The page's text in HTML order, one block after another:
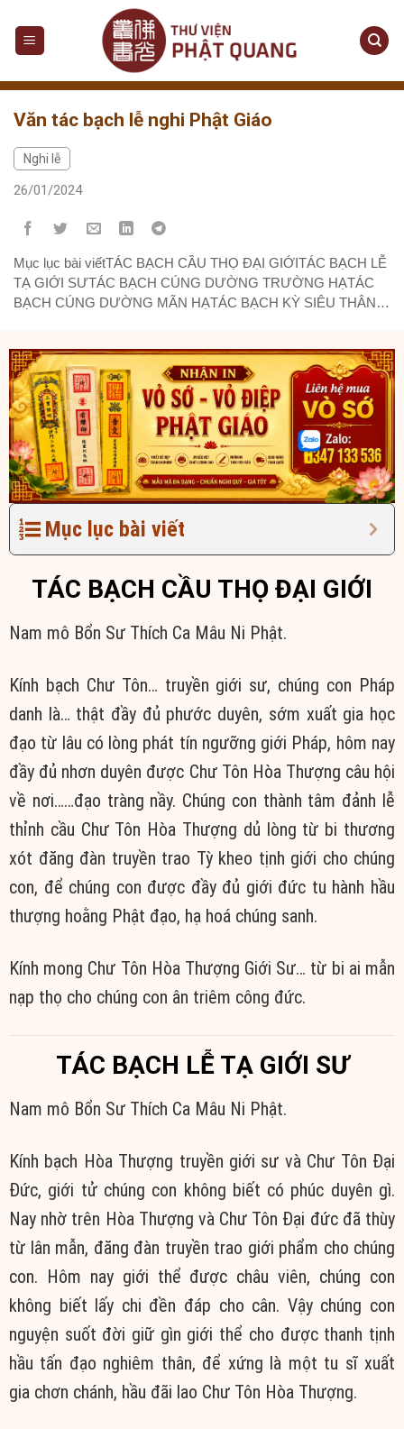
content
Văn tác bạch lễ nghi Phật Giáo
Nghi lễ
26/01/2024
Mục lục bài viếtTÁC BẠCH CẦU THỌ ĐẠI GIỚITÁC BẠCH LỄ
TẠ GIỚI SƯTÁC BẠCH CÚNG DƯỜNG TRƯỜNG HẠTÁC
BẠCH CÚNG DƯỜNG MÃN HẠTÁC BẠCH KỲ SIÊU THÂN
SIÊU CỬU HUYỀN THẤT TỔTÁC BẠCH KỲ SIÊU THÂN...
Mục lục bài viết
TÁC BẠCH CẦU THỌ ĐẠI GIỚI
Nam mô Bổn Sư Thích Ca Mâu Ni Phật.
Kính bạch Chư Tôn… truyền giới sư, chúng con Pháp
danh là… thật đầy đủ phước duyên, sớm xuất gia học
đạo từ lâu có lòng phát tín ngưỡng giới Pháp, hôm nay
đầy đủ nhơn duyên được Chư Tôn Hòa Thượng câu hội
về nơi……đạo tràng nầy. Chúng con thành tâm đảnh lễ
thỉnh cầu Chư Tôn Hòa Thượng dủ lòng từ bi thương
xót đăng đàn truyền trao Tỳ kheo tịnh giới cho chúng
con, để chúng con được đầy đủ giới đức tu hành hầu
thượng hoằng Phật đạo, hạ hoá chúng sanh.
Kính mong Chư Tôn Hòa Thượng Giới Sư… từ bi ai mẫn
nạp thọ cho chúng con ân triêm công đức.
TÁC BẠCH LỄ TẠ GIỚI SƯ
Nam mô Bổn Sư Thích Ca Mâu Ni Phật.
Kính bạch Hòa Thượng truyền giới sư và Chư Tôn Đại
Đức, giới tử chúng con không biết có phúc duyên gì.
Nay nhờ trên Hòa Thượng và Chư Tôn Đại đức đã thùy
từ lân mẫn, đăng đàn truyền trao giới phẩm cho chúng
con. Hôm nay giới thể được châu viên, chúng con
không biết lấy chi đền đáp cho cân. Vậy chúng con
nguyện suốt đời giữ gìn giới thể cho được thanh tịnh
hầu tấn đạo nghiêm thân, để xứng là một tu sĩ xuất
gia chơn chánh, hầu đãi lao Chư Tôn Hòa Thượng.